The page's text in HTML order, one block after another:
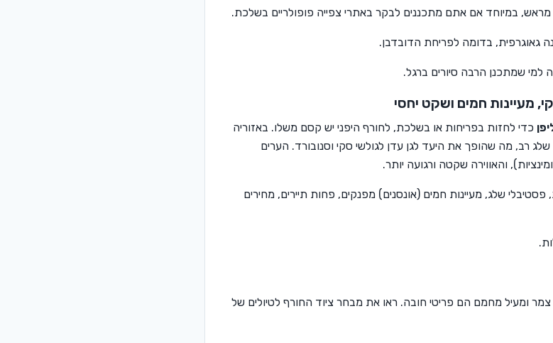
מראש, במיוחד אם אתם מתכננים לבקר באתרי צפייה פופולריים בשלכת.
גאוגרפית, בדומה לפריחת הדובדבן.
למי שמתכנן הרבה סיורים ברגל.
מעיינות חמים ושקט יחסי
כדי לחזות בפריחות או בשלכת, לחורף היפני יש קסם משלו. באזוריה
שלג רב, מה שהופך את היעד לגן עדן לגולשי סקי וסנובורד. הערים
והאווירה שקטה ורגועה יותר.
פסטיבלי שלג, מעיינות חמים (אונסנים) מפנקים, פחות תיירים, מחירים
צמר ומעיל מחמם הם פריטי חובה. ראו את מבחר ציוד החורף לטיולים של